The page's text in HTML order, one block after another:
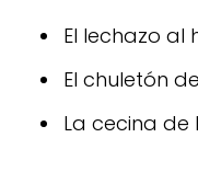
El lechazo al
El chuletón
La cecina de